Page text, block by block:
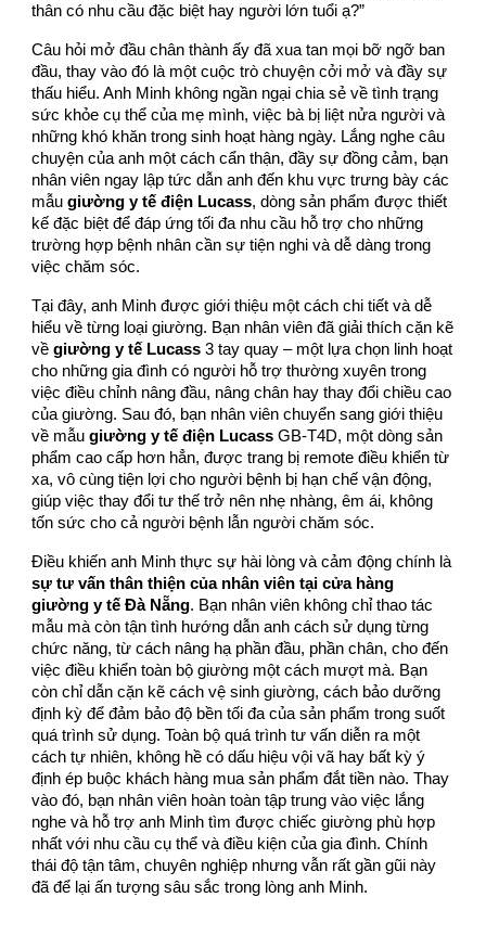
thân có nhu cầu đặc biệt hay người lớn tuổi ạ?”
Câu hỏi mở đầu chân thành ấy đã xua tan mọi bỡ ngỡ ban
đầu, thay vào đó là một cuộc trò chuyện cởi mở và đầy sự
thấu hiểu. Anh Minh không ngần ngại chia sẻ về tình trạng
sức khỏe cụ thể của mẹ mình, việc bà bị liệt nửa người và
những khó khăn trong sinh hoạt hàng ngày. Lắng nghe câu
chuyện của anh một cách cẩn thận, đầy sự đồng cảm, bạn
nhân viên ngay lập tức dẫn anh đến khu vực trưng bày các
mẫugiường y tế điện Lucass, dòng sản phẩm được thiết
kế đặc biệt để đáp ứng tối đa nhu cầu hỗ trợ cho những
trường hợp bệnh nhân cần sự tiện nghi và dễ dàng trong
việc chăm sóc.
Tại đây, anh Minh được giới thiệu một cách chi tiết và dễ
hiểu về từng loại giường. Bạn nhân viên đã giải thích cặn kẽ
vềgiường y tế Lucass 3 tay quay – một lựa chọn linh hoạt
cho những gia đình có người hỗ trợ thường xuyên trong
việc điều chỉnh nâng đầu, nâng chân hay thay đổi chiều cao
của giường. Sau đó, bạn nhân viên chuyển sang giới thiệu
về mẫugiường y tế điện Lucass GB-T4D, một dòng sản
phẩm cao cấp hơn hẳn, được trang bị remote điều khiển từ
xa, vô cùng tiện lợi cho người bệnh bị hạn chế vận động,
giúp việc thay đổi tư thế trở nên nhẹ nhàng, êm ái, không
tốn sức cho cả người bệnh lẫn người chăm sóc.
Điều khiến anh Minh thực sự hài lòng và cảm động chính là
sự tư vấn thân thiện của nhân viên tại cửa hàng
giường y tế Đà Nẵng. Bạn nhân viên không chỉ thao tác
mẫu mà còn tận tình hướng dẫn anh cách sử dụng từng
chức năng, từ cách nâng hạ phần đầu, phần chân, cho đến
việc điều khiển toàn bộ giường một cách mượt mà. Bạn
còn chỉ dẫn cặn kẽ cách vệ sinh giường, cách bảo dưỡng
định kỳ để đảm bảo độ bền tối đa của sản phẩm trong suốt
quá trình sử dụng. Toàn bộ quá trình tư vấn diễn ra một
cách tự nhiên, không hề có dấu hiệu vội vã hay bất kỳ ý
định ép buộc khách hàng mua sản phẩm đắt tiền nào. Thay
vào đó, bạn nhân viên hoàn toàn tập trung vào việc lắng
nghe và hỗ trợ anh Minh tìm được chiếc giường phù hợp
nhất với nhu cầu cụ thể và điều kiện của gia đình. Chính
thái độ tận tâm, chuyên nghiệp nhưng vẫn rất gần gũi này
đã để lại ấn tượng sâu sắc trong lòng anh Minh.